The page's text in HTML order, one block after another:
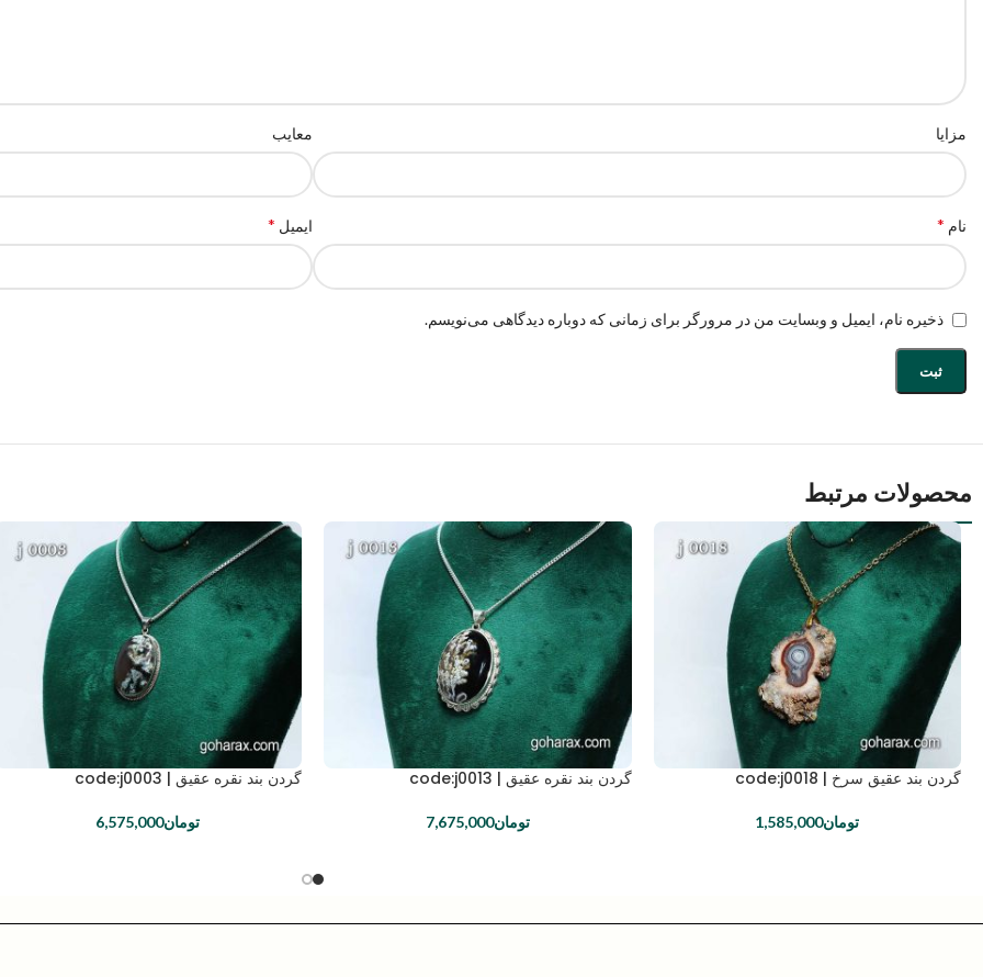
مزایا معایب
نام * ایمیل *
ذخیره نام، ایمیل و وبسایت من در مرورگر برای زمانی که دوباره دیدگاهی می‌نویسم.
محصولات مرتبط
گردن بند عقیق سرخ | code:j0018
تومان1,585,000
گردن بند نقره عقیق | code:j0013
تومان7,675,000
گردن بند نقره عقیق | code:j0003
تومان6,575,000